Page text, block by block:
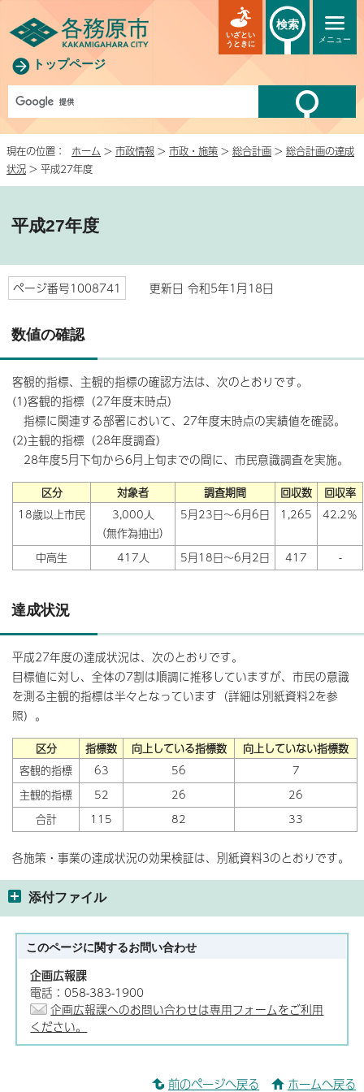
トップページ
メニュー
いざとい
うときに
検索
現在の位置： ホーム > 市政情報 > 市政・施策 > 総合計画 > 総合計画の達成
状況 > 平成27年度
平成27年度
ページ番号1008741 更新日 令和5年1月18日
数値の確認
客観的指標、主観的指標の確認方法は、次のとおりです。
(1)客観的指標（27年度末時点）
指標に関連する部署において、27年度末時点の実績値を確認。
(2)主観的指標（28年度調査）
28年度5月下旬から6月上旬までの間に、市民意識調査を実施。
区分 対象者 調査期間 回収数
回収率
18歳以上市民
3,000人
（無作為抽出）
5月23日～6月6日 1,265 42.2％
中高生 417人 5月18日～6月2日 417 -
達成状況
平成27年度の達成状況は、次のとおりです。
目標値に対し、全体の7割は順調に推移していますが、市民の意識
を測る主観的指標は半々となっています（詳細は別紙資料2を参
照）。
区分 指標数 向上している指標数
向上していない指標数
客観的指標
63 56
7
主観的指標
52 26
26
合計
115 82 33
各施策・事業の達成状況の効果検証は、別紙資料3のとおりです。
添付ファイル
このページに関するお問い合わせ
企画広報課
電話：058-383-1900
企画広報課へのお問い合わせは専用フォームをご利用
ください。
前のページへ戻る ホームへ戻る